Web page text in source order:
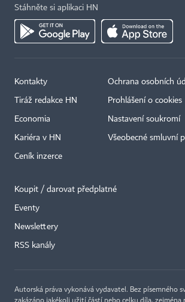
Stáhněte si aplikaci HN
Kontakty
Tiráž redakce HN
Economia
Kariéra v HN
Ceník inzerce
Ochrana osobních
Prohlášení o cookies
Nastavení soukromí
Všeobecné smluvní
Koupit / darovat předplatné
Eventy
Newslettery
RSS kanály
Autorská práva vykonává vydavatel. Bez písemného